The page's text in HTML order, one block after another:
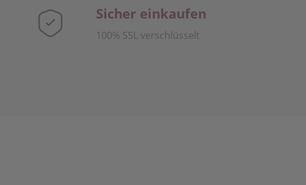
Sicher einkaufen
100% SSL verschlüsselt